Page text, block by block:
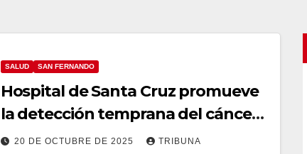
SALUD SAN FERNANDO
Hospital de Santa Cruz promueve
la detección temprana del cáncer
de mama
20 DE OCTUBRE DE 2025 TRIBUNA